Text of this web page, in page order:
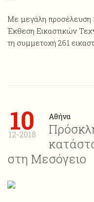
Με μεγάλη προσέλευση
Έκθεση Εικαστικών
τη συμμετοχή 261
10
12-2018
Αθήνα
στη Μεσόγειο